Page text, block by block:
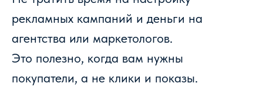
рекламных кампаний и деньги на
агентства или маркетологов.
Это полезно, когда вам нужны
покупатели, а не клики и показы.